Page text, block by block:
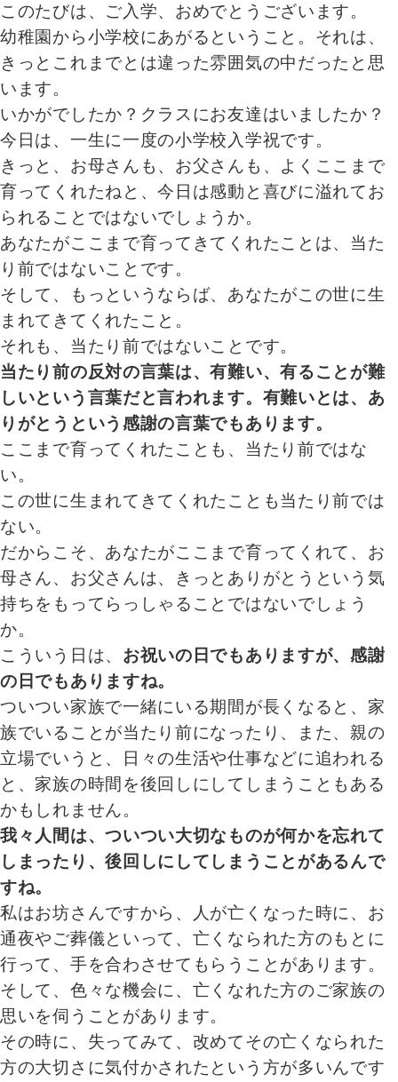
このたびは、ご入学、おめでとうございます。
幼稚園から小学校にあがるということ。それは、
きっとこれまでとは違った雰囲気の中だったと思
います。
いかがでしたか？クラスにお友達はいましたか？
今日は、一生に一度の小学校入学祝です。
きっと、お母さんも、お父さんも、よくここまで
育ってくれたねと、今日は感動と喜びに溢れてお
られることではないでしょうか。
あなたがここまで育ってきてくれたことは、当た
り前ではないことです。
そして、もっというならば、あなたがこの世に生
まれてきてくれたこと。
それも、当たり前ではないことです。
当たり前の反対の言葉は、有難い、有ることが難
しいという言葉だと言われます。有難いとは、あ
りがとうという感謝の言葉でもあります。
ここまで育ってくれたことも、当たり前ではな
い。
この世に生まれてきてくれたことも当たり前では
ない。
だからこそ、あなたがここまで育ってくれて、お
母さん、お父さんは、きっとありがとうという気
持ちをもってらっしゃることではないでしょう
か。
こういう日は、 お祝いの日でもありますが、感謝
の日でもありますね。
ついつい家族で一緒にいる期間が長くなると、家
族でいることが当たり前になったり、また、親の
立場でいうと、日々の生活や仕事などに追われる
と、家族の時間を後回しにしてしまうこともある
かもしれません。
我々人間は、ついつい大切なものが何かを忘れて
しまったり、後回しにしてしまうことがあるんで
すね。
私はお坊さんですから、人が亡くなった時に、お
通夜やご葬儀といって、亡くなられた方のもとに
行って、手を合わさせてもらうことがあります。
そして、色々な機会に、亡くなれた方のご家族の
思いを伺うことがあります。
その時に、失ってみて、改めてその亡くなられた
方の大切さに気付かされたという方が多いんです